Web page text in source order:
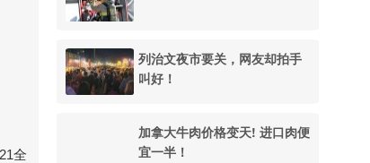
列治文夜市要关，网友却拍手
叫好！
加拿大牛肉价格变天! 进口肉便
宜一半！
全